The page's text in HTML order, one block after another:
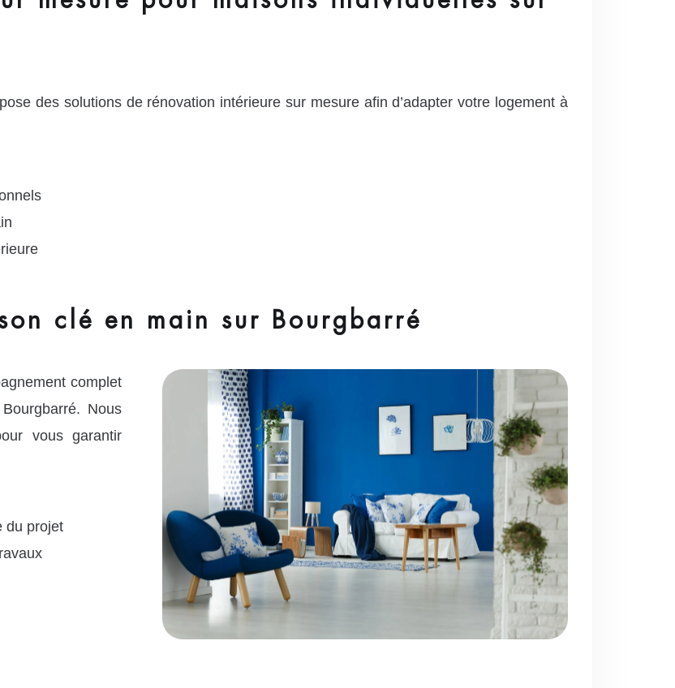
des solutions de rénovation intérieure sur mesure afin d’adapter votre logement à
clé en main sur Bourgbarré
complet
Nous
vous garantir
du projet